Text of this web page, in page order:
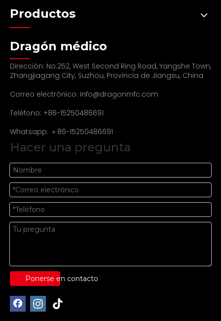
Productos
Dragón médico
Dirección: No.252, West Second Ring Road, Yangshe Town,
Zhangjiagang City, Suzhou, Provincia de Jiangsu, China
Correo electrónico: info@dragonmfc.com
Teléfono: +86-15250486691
Whatsapp: ＋86-15250486691
Hacer una pregunta
Ponerse en contacto